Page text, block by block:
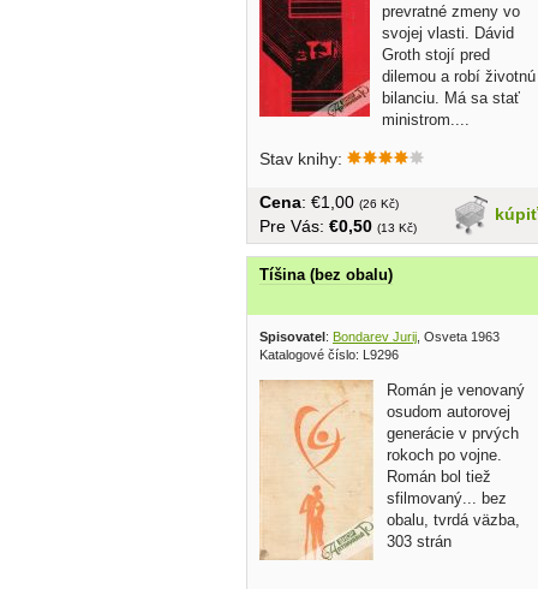
prevratné zmeny vo
svojej vlasti. Dávid
Groth stojí pred
dilemou a robí životnú
bilanciu. Má sa stať
ministrom....
Stav knihy:
kúpiť
Cena: €1,00 (26 Kč)
Pre Vás: €0,50 (13 Kč)
Tíšina (bez obalu)
Spisovatel: Bondarev Jurij , Osveta 1963
Katalogové číslo: L9296
Román je venovaný
osudom autorovej
generácie v prvých
rokoch po vojne.
Román bol tiež
sfilmovaný... bez
obalu, tvrdá väzba,
303 strán